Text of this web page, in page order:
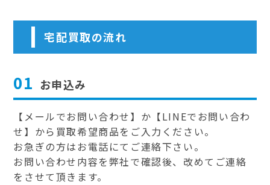
宅配買取の流れ
01 お申込み
【メールでお問い合わせ】か【LINEでお問い合わ
せ】から買取希望商品をご入力ください。
お急ぎの方はお電話にてご連絡下さい。
お問い合わせ内容を弊社で確認後、改めてご連絡
をさせて頂きます。